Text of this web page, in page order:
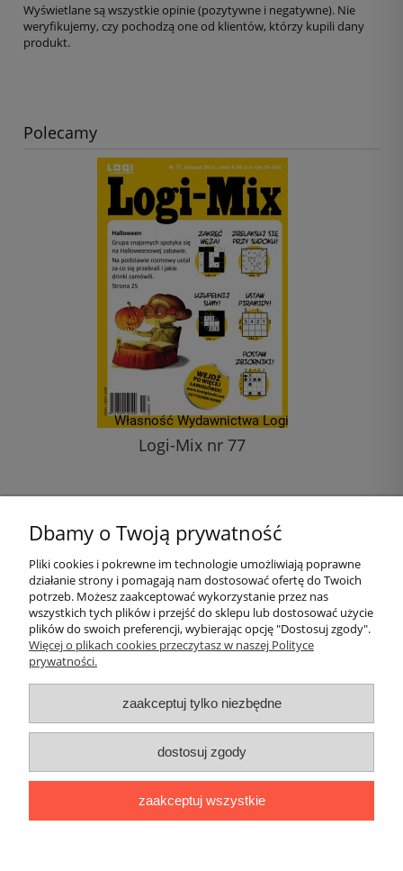
Wyświetlane są wszystkie opinie (pozytywne i negatywne). Nie
weryfikujemy, czy pochodzą one od klientów, którzy kupili dany
produkt.
Polecamy
Obrazki logiczne XXL - Kapelusze - 27
do koszyka
Pomoc
Moje konto
Informacje
O nas
Logi|| ul. Kiwerska 27, 01-682 Warszawa, woj. mazowieckie ||
Dbamy o Twoją prywatność
Pliki cookies i pokrewne im technologie umożliwiają poprawne
działanie strony i pomagają nam dostosować ofertę do Twoich
potrzeb. Możesz zaakceptować wykorzystanie przez nas
wszystkich tych plików i przejść do sklepu lub dostosować użycie
plików do swoich preferencji, wybierając opcję "Dostosuj zgody".
Więcej o plikach cookies przeczytasz w naszej Polityce
prywatności.
zaakceptuj tylko niezbędne
dostosuj zgody
zaakceptuj wszystkie